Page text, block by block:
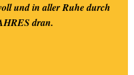
und in aller Ruhe durch
dran.